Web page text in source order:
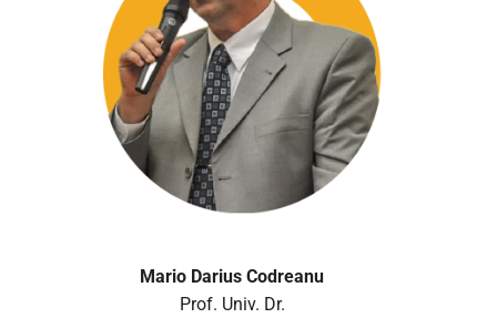
Mario Darius Codreanu
Prof. Univ. Dr.